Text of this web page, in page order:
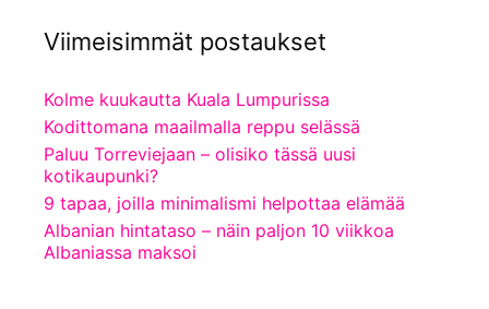
Viimeisimmät postaukset
Kolme kuukautta Kuala Lumpurissa
Kodittomana maailmalla reppu selässä
Paluu Torreviejaan – olisiko tässä uusi
kotikaupunki?
9 tapaa, joilla minimalismi helpottaa elämää
Albanian hintataso – näin paljon 10 viikkoa
Albaniassa maksoi